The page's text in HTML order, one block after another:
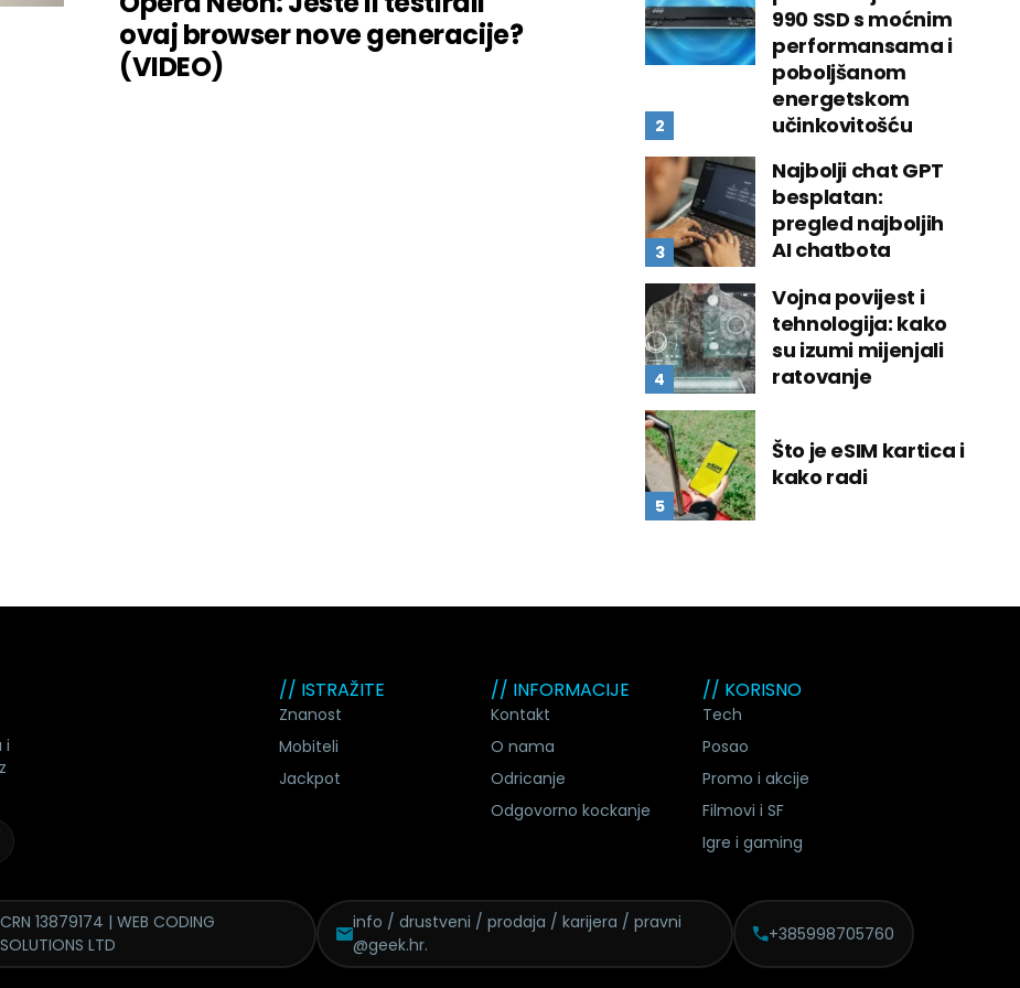
ovaj browser nove generacije?
(VIDEO)
990 SSD s moćnim
performansama i
poboljšanom
energetskom
učinkovitošću
Najbolji chat GPT
besplatan:
pregled najboljih
AI chatbota
Vojna povijest i
tehnologija: kako
su izumi mijenjali
ratovanje
Što je eSIM kartica i
kako radi
// ISTRAŽITE
Znanost
Mobiteli
Jackpot
// INFORMACIJE
Kontakt
O nama
Odricanje
Odgovorno kockanje
// KORISNO
Tech
Posao
Promo i akcije
Filmovi i SF
Igre i gaming
i
CRN 13879174 | WEB CODING
SOLUTIONS LTD
info / drustveni / prodaja / karijera / pravni
@geek.hr.
+385998705760